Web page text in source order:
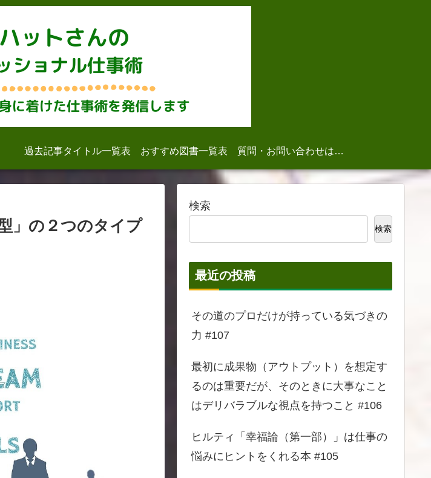
過去記事タイトル一覧表 おすすめ図書一覧表 質問・お問い合わせはこちら
」の２つのタイプ
検索
検索
最近の投稿
その道のプロだけが持っている気づきの
力 #107
最初に成果物（アウトプット）を想定す
るのは重要だが、そのときに大事なこと
はデリバラブルな視点を持つこと #106
ヒルティ「幸福論（第一部）」は仕事の
悩みにヒントをくれる本 #105